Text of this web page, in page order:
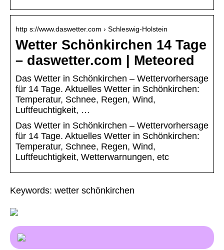
http s://www.daswetter.com › Schleswig-Holstein
Wetter Schönkirchen 14 Tage
– daswetter.com | Meteored
Das Wetter in Schönkirchen – Wettervorhersage
für 14 Tage. Aktuelles Wetter in Schönkirchen:
Temperatur, Schnee, Regen, Wind,
Luftfeuchtigkeit, …
Das Wetter in Schönkirchen – Wettervorhersage
für 14 Tage. Aktuelles Wetter in Schönkirchen:
Temperatur, Schnee, Regen, Wind,
Luftfeuchtigkeit, Wetterwarnungen, etc
Keywords: wetter schönkirchen